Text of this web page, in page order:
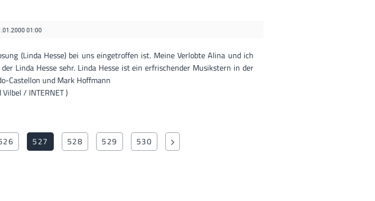
01:00
(Linda Hesse) bei uns eingetroffen ist. Meine Verlobte Alina und ich
Linda Hesse sehr. Linda Hesse ist ein erfrischender Musikstern in der
Castellon und Mark Hoffmann
/ INTERNET )
527 528 529 530